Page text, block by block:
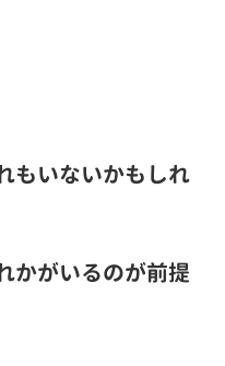
もいないかもしれ
かがいるのが前提